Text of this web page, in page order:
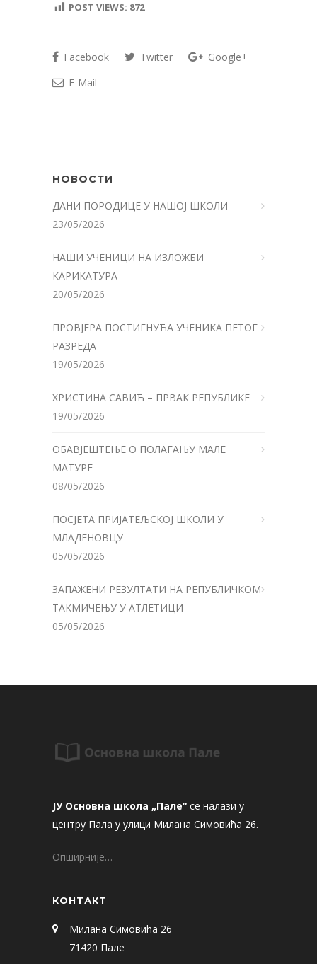
POST VIEWS: 872
Facebook Twitter
Google+
E-Mail
НОВОСТИ
ДАНИ ПОРОДИЦЕ У НАШОЈ ШКОЛИ
23/05/2026
НАШИ УЧЕНИЦИ НА ИЗЛОЖБИ
КАРИКАТУРА
20/05/2026
ПРОВЈЕРА ПОСТИГНУЋА УЧЕНИКА ПЕТОГ
РАЗРЕДА
19/05/2026
ХРИСТИНА САВИЋ – ПРВАК РЕПУБЛИКЕ
19/05/2026
ОБАВЈЕШТЕЊЕ О ПОЛАГАЊУ МАЛЕ
МАТУРЕ
08/05/2026
ПОСЈЕТА ПРИЈАТЕЉСКОЈ ШКОЛИ У
МЛАДЕНОВЦУ
05/05/2026
ЗАПАЖЕНИ РЕЗУЛТАТИ НА РЕПУБЛИЧКОМ
ТАКМИЧЕЊУ У АТЛЕТИЦИ
05/05/2026
ЈУ Основна школа „Пале“ се налази у
центру Пала у улици Милана Симовића 26.
Опширније…
КОНТАКТ
Милана Симовића 26
71420 Пале